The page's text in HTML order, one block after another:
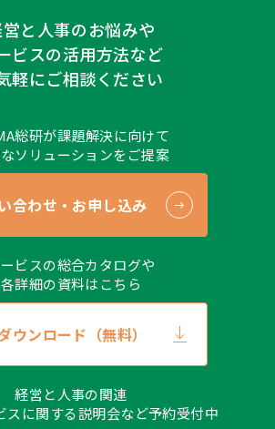
と人事のお悩みや
ビスの活用方法など
軽にご相談ください
総研が課題解決に向けて
ソリューションをご提案
合わせ・お申し込み
ビスの総合カタログや
各詳細の資料はこちら
ウンロード（無料）
経営と人事の関連
スに関する説明会など予約受付中